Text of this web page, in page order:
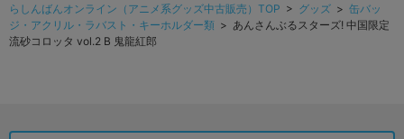
らしんばんオンライン（アニメ系グッズ中古販売）TOP > グッズ > 缶バッ
ジ・アクリル・ラバスト・キーホルダー類 > あんさんぶるスターズ! 中国限定
流砂コロッタ vol.2 B 鬼龍紅郎